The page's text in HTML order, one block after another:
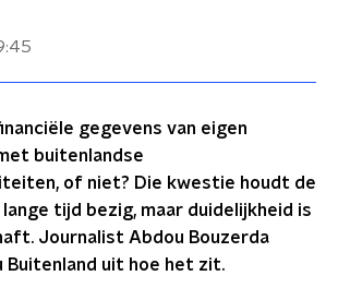
gegevens van eigen
buitenlandse
of niet? Die kwestie houdt de
tijd bezig, maar duidelijkheid is
Journalist Abdou Bouzerda
Buitenland uit hoe het zit.